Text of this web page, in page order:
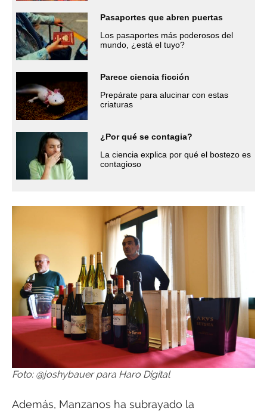
Pasaportes que abren puertas
Los pasaportes más poderosos del
mundo, ¿está el tuyo?
Parece ciencia ficción
Prepárate para alucinar con estas
criaturas
¿Por qué se contagia?
La ciencia explica por qué el bostezo es
contagioso
Foto: @joshybauer para Haro Digital
Además, Manzanos ha subrayado la